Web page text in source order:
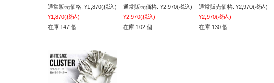
通常販売価格: ¥1,870(税込)
¥1,870(税込)
在庫 147 個
通常販売価格: ¥2,970(税込)
¥2,970(税込)
在庫 102 個
通常販売価格: ¥2,970(税込)
¥2,970(税込)
在庫 130 個